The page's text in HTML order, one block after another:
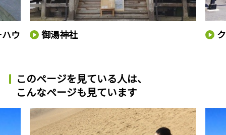
ウ 御湯神社
このページを見ている人は、
こんなページも見ています